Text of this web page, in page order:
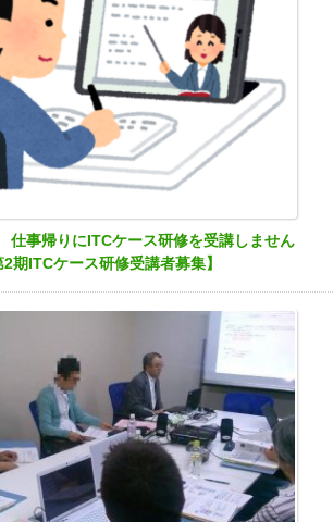
仕事帰りにITCケース研修を受講しません
期ITCケース研修受講者募集】